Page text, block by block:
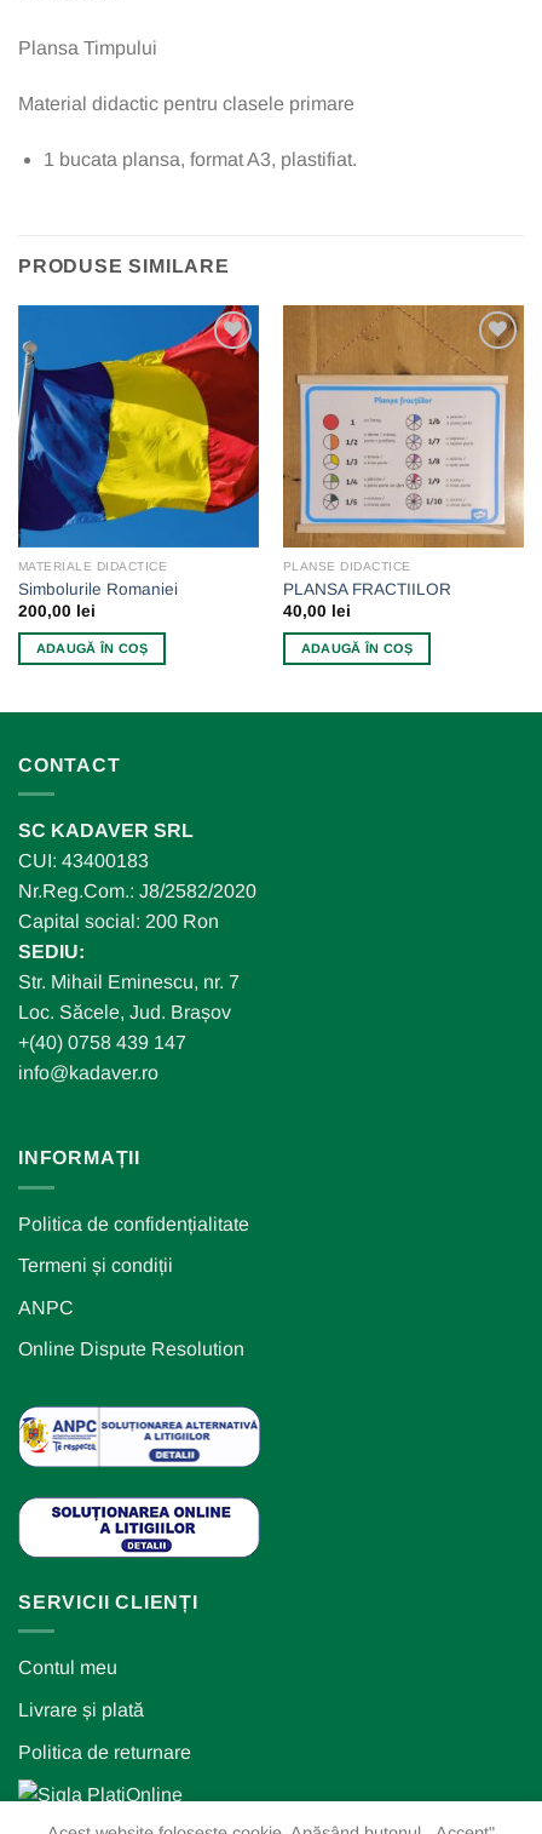
Plansa Timpului
Material didactic pentru clasele primare
1 bucata plansa, format A3, plastifiat.
PRODUSE SIMILARE
wishlist
MATERIALE DIDACTICE
Simbolurile Romaniei
200,00 lei
ADAUGĂ ÎN COȘ
Add to
wishlist
PLANSE DIDACTICE
PLANSA FRACTIILOR
40,00 lei
ADAUGĂ ÎN COȘ
CONTACT
SC KADAVER SRL
CUI: 43400183
Nr.Reg.Com.: J8/2582/2020
Capital social: 200 Ron
SEDIU:
Str. Mihail Eminescu, nr. 7
Loc. Săcele, Jud. Brașov
+(40) 0758 439 147
info@kadaver.ro
INFORMAȚII
Politica de confidențialitate
Termeni și condiții
ANPC
Online Dispute Resolution
SERVICII CLIENȚI
Contul meu
Livrare și plată
Politica de returnare